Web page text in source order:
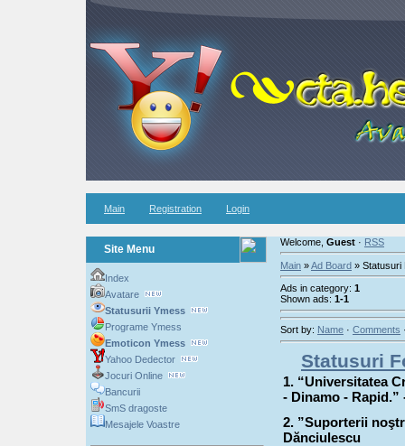
Main Registration Login
Site Menu
Index
Avatare
Statusurii Ymess
Programe Ymess
Emoticon Ymess
Yahoo Dedector
Jocuri Online
Bancurii
SmS dragoste
Mesajele Voastre
Welcome, Guest· RSS
Main»Ad Board» Statusuri
Ads in category: 1
Shown ads: 1-1
Sort by: Name· Comments
Statusuri
1. “Universitatea
- Dinamo -
2. ”Suporterii
Dănciulescu